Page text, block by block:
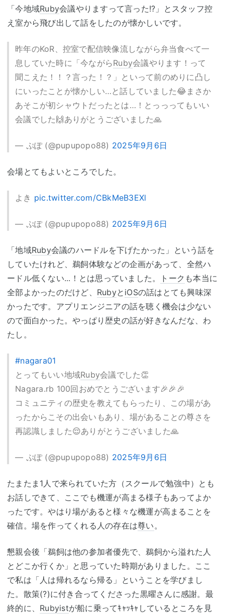
「今地域Ruby会議やりますって言った!?」とスタッフ控
え室から飛び出して話をしたのが懐かしいです。
昨年のKoR、控室で配信映像流しながら弁当食べて一
息していた時に「今ながらRuby会議やります！って
聞こえた！！？言った！？」といって前のめりに凸し
にいったことが懐かしい…と話していました😂まさか
あそこが初シャウトだったとは…！とっっってもいい
会議でした🙌ありがとうございました🙏
— ぷぽ (@pupupopo88) 2025年9月6日
会場とてもよいところでした。
よき pic.twitter.com/CBkMeB3EXl
— ぷぽ (@pupupopo88) 2025年9月6日
「地域Ruby会議のハードルを下げたかった」という話を
していたけれど、鵜飼体験などの企画があって、全然ハ
ードル低くない...！とは思っていました。
トーク も本当に
全部よかったのだけど、 Rubyと iOSの話はとても興味深
かったです。アプリエンジニアの話を聴く機会は少ない
ので面白かった。やっぱり歴史の話が好きなんだな、わ
たし。
#nagara01
とってもいい地域Ruby会議でした👏
Nagara.rb 100回おめでとうございます🎉🎉🎉
コミュニティの歴史を教えてもらったり、この場があ
ったからこその出会いもあり、場があることの尊さを
再認識しました😌ありがとうございました🙏
— ぷぽ (@pupupopo88) 2025年9月6日
たまたま1人で来られていた方（スクールで勉強中）とも
お話しできて、ここでも機運が高まる様子もあってよか
ったです。やはり場があると様々な機運が高まることを
確信。場を作ってくれる人の存在は尊い。
懇親会後「鵜飼は他の参加者優先で、鵜飼から溢れた人
とどこか行くか」と思っていた時期がありました。ここ
で私は「人は帰れるなら帰る」ということを学びまし
た。散策(?)に付き合ってくださった黒曜さんに感謝。最
終的に、 Rubyistが船に乗ってｷｬｯｷｬしているところを見